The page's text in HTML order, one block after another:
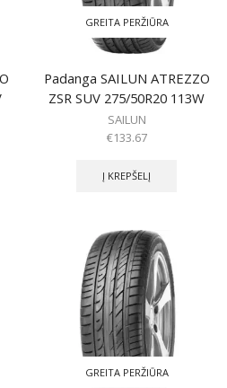
GREITA PERŽIŪRA
Padanga SAILUN ATREZZO
ZSR SUV 275/50R20 113W
SAILUN
€133.67
Į KREPŠELĮ
GREITA PERŽIŪRA